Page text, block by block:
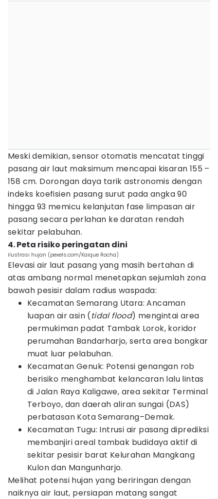
Meski demikian, sensor otomatis mencatat tinggi
pasang air laut maksimum mencapai kisaran 155 –
158 cm. Dorongan daya tarik astronomis dengan
indeks koefisien pasang surut pada angka 90
hingga 93 memicu kelanjutan fase limpasan air
pasang secara perlahan ke daratan rendah
sekitar pelabuhan.
4. Peta risiko peringatan dini
ilustrasi hujan (pexels.com/Kaique Rocha)
Elevasi air laut pasang yang masih bertahan di
atas ambang normal menetapkan sejumlah zona
bawah pesisir dalam radius waspada:
Kecamatan Semarang Utara: Ancaman
luapan air asin (tidal flood) mengintai area
permukiman padat Tambak Lorok, koridor
perumahan Bandarharjo, serta area bongkar
muat luar pelabuhan.
Kecamatan Genuk: Potensi genangan rob
berisiko menghambat kelancaran lalu lintas
di Jalan Raya Kaligawe, area sekitar Terminal
Terboyo, dan daerah aliran sungai (DAS)
perbatasan Kota Semarang–Demak.
Kecamatan Tugu: Intrusi air pasang diprediksi
membanjiri areal tambak budidaya aktif di
sekitar pesisir barat Kelurahan Mangkang
Kulon dan Mangunharjo.
Melihat potensi hujan yang beriringan dengan
naiknya air laut, persiapan matang sangat